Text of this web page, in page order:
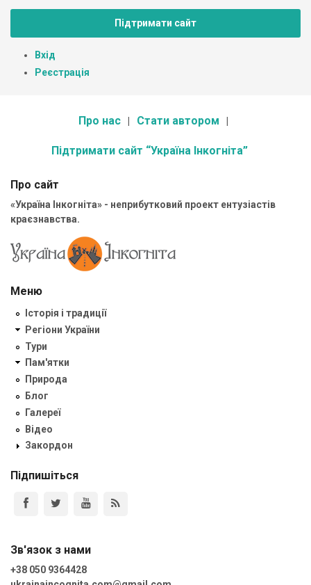
Підтримати сайт
Вхід
Реєстрація
Про нас Стати автором
Підтримати сайт “Україна Інкогніта”
Про сайт
«Україна Інкогніта» - неприбутковий проект ентузіастів
краєзнавства.
Меню
Історія і традиції
Регіони України
Тури
Пам'ятки
Природа
Блог
Галереї
Відео
Закордон
Підпишіться
Зв'язок з нами
+38 050 9364428